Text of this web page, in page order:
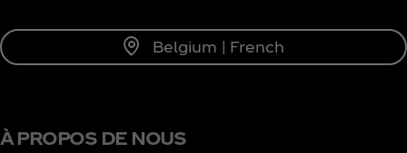
Belgium | French
À PROPOS DE NOUS